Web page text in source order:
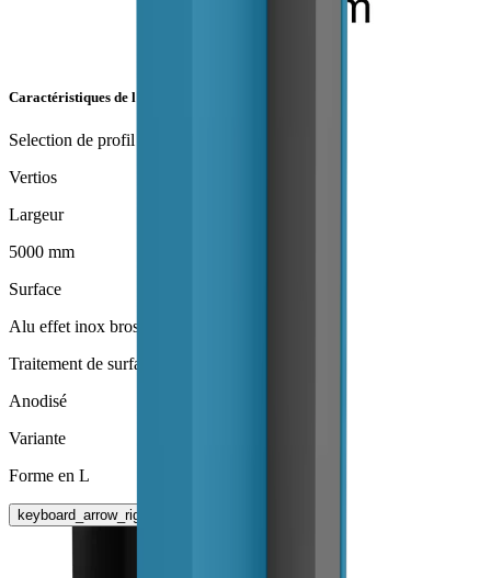
Caractéristiques de l'article
Selection de profil
Vertios
Largeur
5000 mm
Surface
Alu effet inox brossé
Traitement de surface
Anodisé
Variante
Forme en L
keyboard_arrow_right